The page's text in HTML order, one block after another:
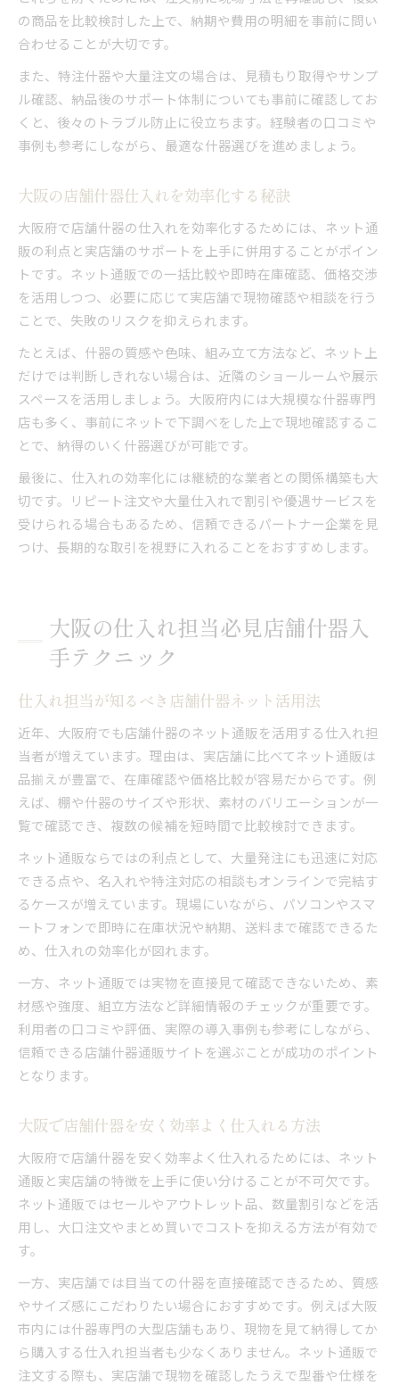
の商品を比較検討した上で、納期や費用の明細を事前に問い
合わせることが大切です。
また、特注什器や大量注文の場合は、見積もり取得やサンプ
ル確認、納品後のサポート体制についても事前に確認してお
くと、後々のトラブル防止に役立ちます。経験者の口コミや
事例も参考にしながら、最適な什器選びを進めましょう。
大阪の店舗什器仕入れを効率化する秘訣
大阪府で店舗什器の仕入れを効率化するためには、ネット通
販の利点と実店舗のサポートを上手に併用することがポイン
トです。ネット通販での一括比較や即時在庫確認、価格交渉
を活用しつつ、必要に応じて実店舗で現物確認や相談を行う
ことで、失敗のリスクを抑えられます。
たとえば、什器の質感や色味、組み立て方法など、ネット上
だけでは判断しきれない場合は、近隣のショールームや展示
スペースを活用しましょう。大阪府内には大規模な什器専門
店も多く、事前にネットで下調べをした上で現地確認するこ
とで、納得のいく什器選びが可能です。
最後に、仕入れの効率化には継続的な業者との関係構築も大
切です。リピート注文や大量仕入れで割引や優遇サービスを
受けられる場合もあるため、信頼できるパートナー企業を見
つけ、長期的な取引を視野に入れることをおすすめします。
大阪の仕入れ担当必見店舗什器入
手テクニック
仕入れ担当が知るべき店舗什器ネット活用法
近年、大阪府でも店舗什器のネット通販を活用する仕入れ担
当者が増えています。理由は、実店舗に比べてネット通販は
品揃えが豊富で、在庫確認や価格比較が容易だからです。例
えば、棚や什器のサイズや形状、素材のバリエーションが一
覧で確認でき、複数の候補を短時間で比較検討できます。
ネット通販ならではの利点として、大量発注にも迅速に対応
できる点や、名入れや特注対応の相談もオンラインで完結す
るケースが増えています。現場にいながら、パソコンやスマ
ートフォンで即時に在庫状況や納期、送料まで確認できるた
め、仕入れの効率化が図れます。
一方、ネット通販では実物を直接見て確認できないため、素
材感や強度、組立方法など詳細情報のチェックが重要です。
利用者の口コミや評価、実際の導入事例も参考にしながら、
信頼できる店舗什器通販サイトを選ぶことが成功のポイント
となります。
大阪で店舗什器を安く効率よく仕入れる方法
大阪府で店舗什器を安く効率よく仕入れるためには、ネット
通販と実店舗の特徴を上手に使い分けることが不可欠です。
ネット通販ではセールやアウトレット品、数量割引などを活
用し、大口注文やまとめ買いでコストを抑える方法が有効で
す。
一方、実店舗では目当ての什器を直接確認できるため、質感
やサイズ感にこだわりたい場合におすすめです。例えば大阪
市内には什器専門の大型店舗もあり、現物を見て納得してか
ら購入する仕入れ担当者も少なくありません。ネット通販で
注文する際も、実店舗で現物を確認したうえで型番や仕様を